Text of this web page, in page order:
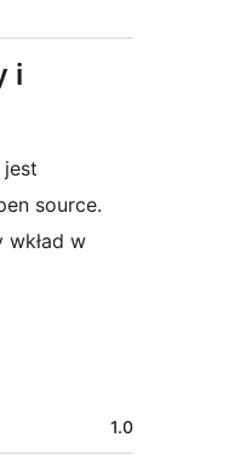
i
jest
source.
wkład w
1.0